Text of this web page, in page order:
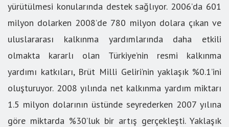
yürütülmesi konularında destek sağlıyor. 2006’da 601
milyon dolarken 2008’de 780 milyon dolara çıkan ve
uluslararası kalkınma yardımlarında daha etkili
olmakta kararlı olan Türkiye’nin resmi kalkınma
yardımı katkıları, Brüt Milli Geliri’nin yaklaşık %0.1’ini
oluşturuyor. 2008 yılında net kalkınma yardım miktarı
1.5 milyon dolarının üstünde seyrederken 2007 yılına
göre miktarda %30’luk bir artış gerçekleşti. Yaklaşık